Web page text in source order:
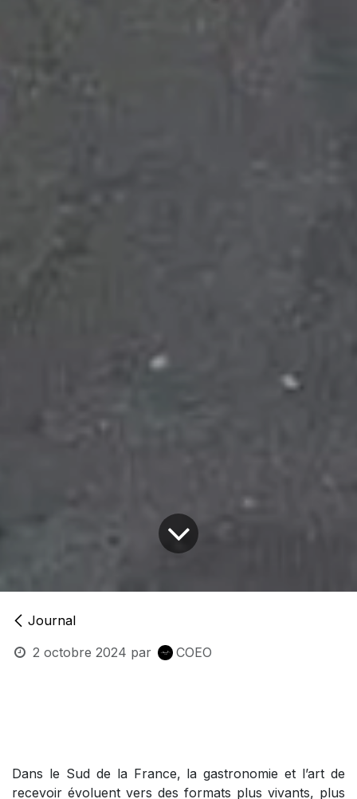
Journal
2 octobre 2024 par COEO
Dans le Sud de la France, la gastronomie et l’art de
recevoir évoluent vers des formats plus vivants, plus